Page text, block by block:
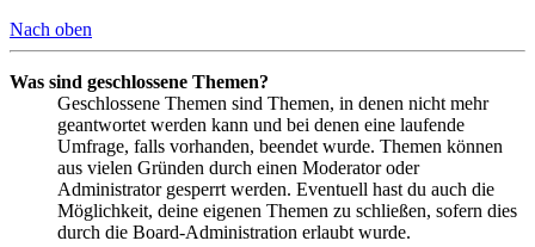
Nach oben
Was sind geschlossene Themen?
Geschlossene Themen sind Themen, in denen nicht mehr
geantwortet werden kann und bei denen eine laufende
Umfrage, falls vorhanden, beendet wurde. Themen können
aus vielen Gründen durch einen Moderator oder
Administrator gesperrt werden. Eventuell hast du auch die
Möglichkeit, deine eigenen Themen zu schließen, sofern dies
durch die Board-Administration erlaubt wurde.